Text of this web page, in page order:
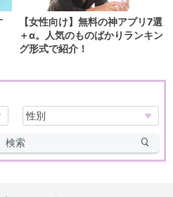
【女性向け】無料の神アプリ7選
＋α。人気のものばかりランキン
グ形式で紹介！
検索